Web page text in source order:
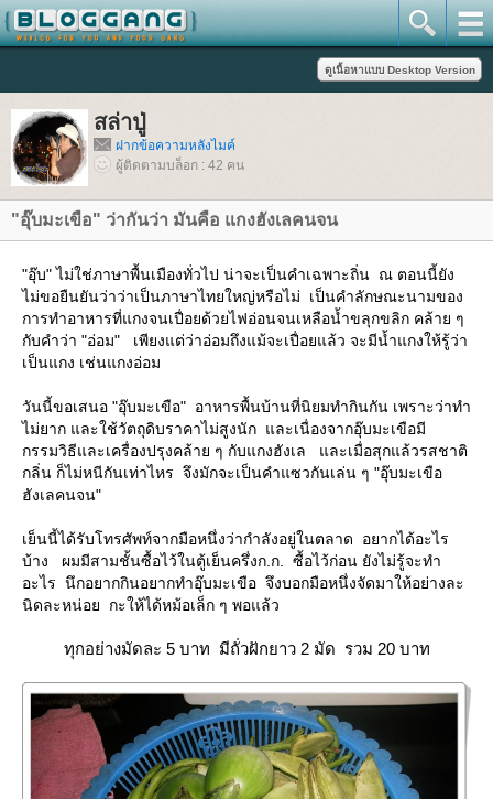
สล่าปู่
ฝากข้อความหลังไมค์
ผู้ติดตามบล็อก : 42 คน
"อุ๊บมะเขือ" ว่ากันว่า มันคือ แกงฮังเลคนจน
"อุ๊บ" ไม่ใช่ภาษาพื้นเมืองทั่วไป น่าจะเป็นคำเฉพาะถิ่น ณ ตอนนี้ยัง
ไม่ขอยืนยันว่าว่าเป็นภาษาไทยใหญ่หรือไม่ เป็นคำลักษณะนามของ
การทำอาหารที่แกงจนเปื่อยด้วยไฟอ่อนจนเหลือน้ำขลุกขลิก คล้าย ๆ
กับคำว่า "อ่อม" เพียงแต่ว่าอ่อมถึงแม้จะเปื่อยแล้ว จะมีน้ำแกงให้รู้ว่า
เป็นแกง เช่นแกงอ่อม
วันนี้ขอเสนอ "อุ๊บมะเขือ" อาหารพื้นบ้านที่นิยมทำกินกัน เพราะว่าทำ
ไม่ยาก และใช้วัตถุดิบราคาไม่สูงนัก และเนื่องจากอุ๊บมะเขือมี
กรรมวิธีและเครื่องปรุงคล้าย ๆ กับแกงฮังเล และเมื่อสุกแล้วรสชาติ
กลิ่น ก็ไม่หนีกันเท่าไหร จึงมักจะเป็นคำแซวกันเล่น ๆ "อุ๊บมะเขือ
ฮังเลคนจน"
เย็นนี้ได้รับโทรศัพท์จากมือหนึ่งว่ากำลังอยู่ในตลาด อยากได้อะไร
บ้าง ผมมีสามชั้นซื้อไว้ในตู้เย็นครึ่งก.ก. ซื้อไว้ก่อน ยังไม่รู้จะทำ
อะไร นึกอยากกินอยากทำอุ๊บมะเขือ จึงบอกมือหนึ่งจัดมาให้อย่างละ
นิดละหน่อย กะให้ได้หม้อเล็ก ๆ พอแล้ว
ทุกอย่างมัดละ 5 บาท มีถั่วฝักยาว 2 มัด รวม 20 บาท